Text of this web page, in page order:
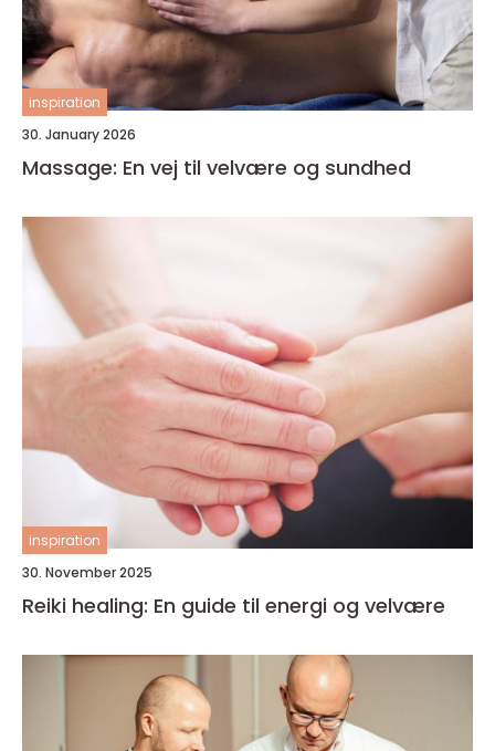
inspiration
30. January 2026
Massage: En vej til velvære og sundhed
inspiration
30. November 2025
Reiki healing: En guide til energi og velvære